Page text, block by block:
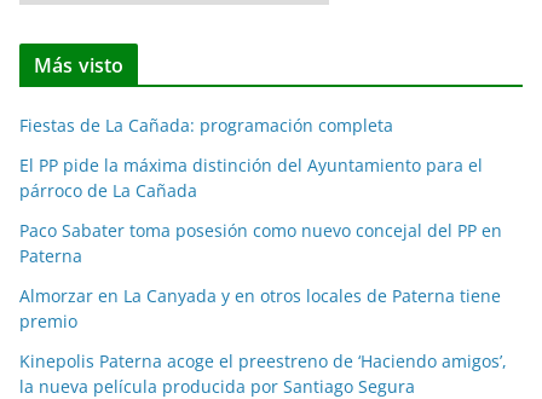
o
t
i
a
s
p
o
r
m
s
Más visto
Fiestas de La Cañada: programación completa
El PP pide la máxima distinción del Ayuntamiento para el
párroco de La Cañada
Paco Sabater toma posesión como nuevo concejal del PP en
Paterna
Almorzar en La Canyada y en otros locales de Paterna tiene
premio
Kinepolis Paterna acoge el preestreno de ‘Haciendo amigos’,
la nueva película producida por Santiago Segura